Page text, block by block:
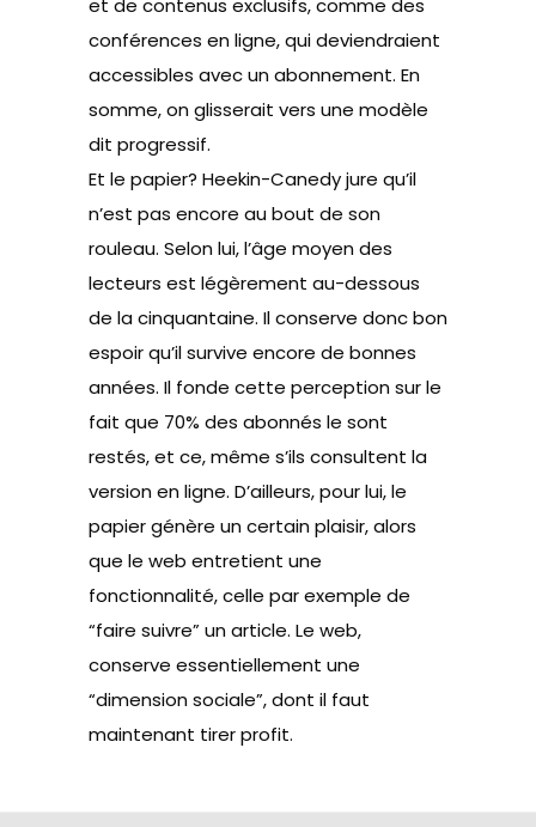
et de contenus exclusifs, comme des
conférences en ligne, qui deviendraient
accessibles avec un abonnement. En
somme, on glisserait vers une modèle
dit progressif.
Et le papier? Heekin-Canedy jure qu’il
n’est pas encore au bout de son
rouleau. Selon lui, l’âge moyen des
lecteurs est légèrement au-dessous
de la cinquantaine. Il conserve donc bon
espoir qu’il survive encore de bonnes
années. Il fonde cette perception sur le
fait que 70% des abonnés le sont
restés, et ce, même s’ils consultent la
version en ligne. D’ailleurs, pour lui, le
papier génère un certain plaisir, alors
que le web entretient une
fonctionnalité, celle par exemple de
“faire suivre” un article. Le web,
conserve essentiellement une
“dimension sociale”, dont il faut
maintenant tirer profit.